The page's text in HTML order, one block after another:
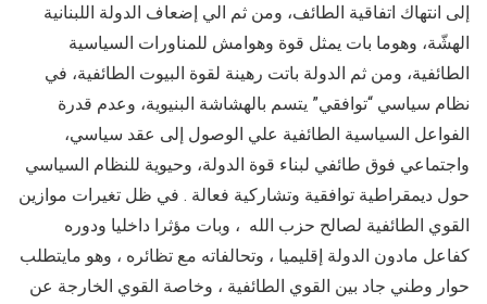
إلى انتهاك اتفاقية الطائف، ومن ثم الي إضعاف الدولة اللبنانية
الهشّة، وهوما بات يمثل قوة وهوامش للمناورات السياسية
الطائفية، ومن ثم الدولة باتت رهينة لقوة البيوت الطائفية، في
نظام سياسي “توافقي” يتسم بالهشاشة البنيوية، وعدم قدرة
الفواعل السياسية الطائفية علي الوصول إلى عقد سياسي،
واجتماعي فوق طائفي لبناء قوة الدولة، وحيوية للنظام السياسي
حول ديمقراطية توافقية وتشاركية فعالة . في ظل تغيرات موازين
القوي الطائفية لصالح حزب الله ، وبات مؤثرا داخليا ودوره
كفاعل مادون الدولة إقليميا ، وتحالفاته مع تظائره ، وهو مايتطلب
حوار وطني جاد بين القوي الطائفية ، وخاصة القوي الخارجة عن